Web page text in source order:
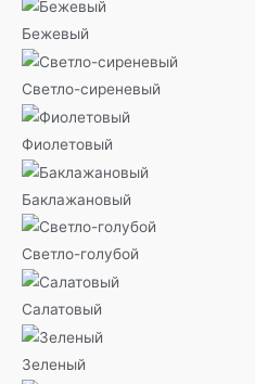
Бежевый
Светло-сиреневый
Фиолетовый
Баклажановый
Светло-голубой
Салатовый
Зеленый